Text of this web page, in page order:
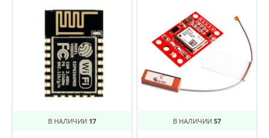
В НАЛИЧИИ 17 В НАЛИЧИИ 57